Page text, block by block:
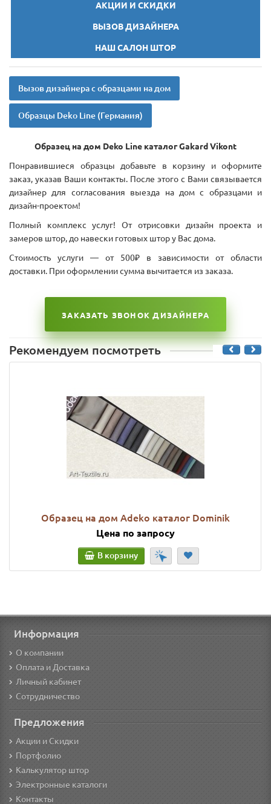
АКЦИИ И СКИДКИ
ВЫЗОВ ДИЗАЙНЕРА
НАШ САЛОН ШТОР
Вызов дизайнера с образцами на дом
Образцы Deko Line (Германия)
Образец на дом Deko Line каталог Gakard Vikont
Понравившиеся образцы добавьте в корзину и оформите
заказ, указав Ваши контакты. После этого с Вами связывается
дизайнер для согласования выезда на дом с образцами и
дизайн-проектом!
Полный комплекс услуг! От отрисовки дизайн проекта и
замеров штор, до навески готовых штор у Вас дома.
Стоимость услуги — от 500₽ в зависимости от области
доставки. При оформлении сумма вычитается из заказа.
ЗАКАЗАТЬ ЗВОНОК ДИЗАЙНЕРА
Рекомендуем посмотреть
Образец на дом Adeko каталог Dominik
Цена по запросу
В корзину
Информация
О компании
Оплата и Доставка
Личный кабинет
Сотрудничество
Предложения
Акции и Скидки
Портфолио
Калькулятор штор
Электронные каталоги
Контакты